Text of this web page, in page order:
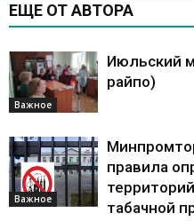
ЕЩЕ ОТ АВТОРА
Важное
Июльский
райпо)
Важное
правила
табачной